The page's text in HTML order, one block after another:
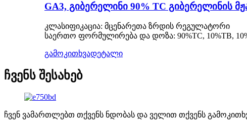
GA3, გიბერელინი 90% TC გიბერელინის
კლასიფიკაცია: მცენარეთა ზრდის რეგულატორი
საერთო ფორმულირება და დოზა: 90%TC, 10%TB,
გამოკითხვადეტალი
ჩვენს შესახებ
ჩვენ ვამართლებთ თქვენს ნდობას და ველით თქვენს